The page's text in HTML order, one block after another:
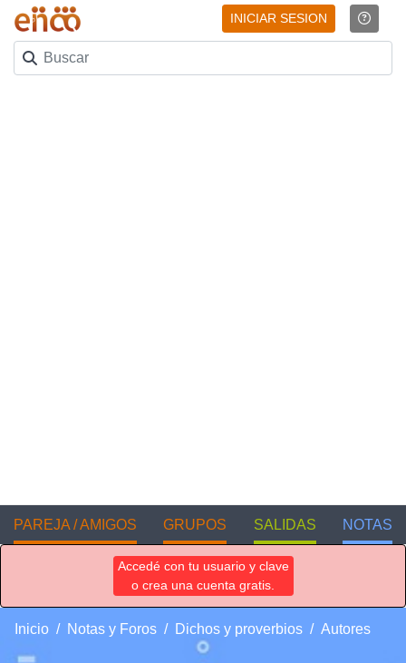
INICIAR SESION
PAREJA / AMIGOS GRUPOS SALIDAS NOTAS
Accedé con tu usuario y clave
o crea una cuenta gratis.
Inicio Notas y Foros Dichos y proverbios Autores